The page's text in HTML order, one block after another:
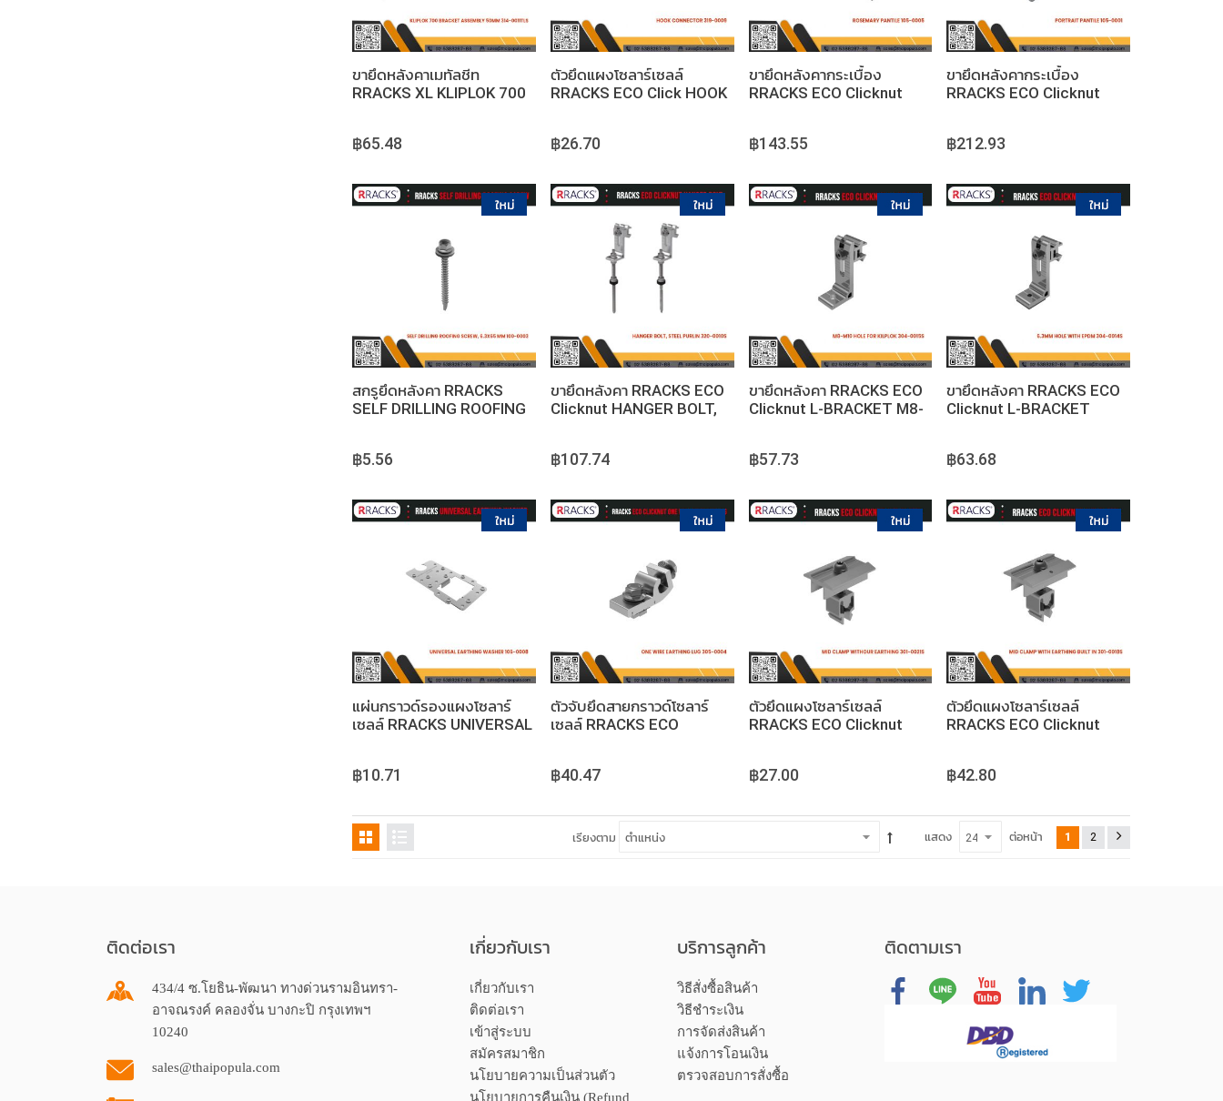
ขายึดหลังคาเมทัลชีท
RRACKS XL KLIPLOK 700
฿65.48
ตัวยึดแผงโซลาร์เซลล์
RRACKS ECO Click HOOK
฿26.70
ขายึดหลังคากระเบื้อง
RRACKS ECO Clicknut
฿143.55
ขายึดหลังคากระเบื้อง
RRACKS ECO Clicknut
฿212.93
สกรูยึดหลังคา RRACKS
SELF DRILLING ROOFING
฿5.56
หยิบใส่ตะกร้า
ขายึดหลังคา RRACKS ECO
Clicknut HANGER BOLT,
฿107.74
ขายึดหลังคา RRACKS ECO
Clicknut L-BRACKET M8-
฿57.73
หยิบใส่ตะกร้า
ขายึดหลังคา RRACKS ECO
Clicknut L-BRACKET
฿63.68
หยิบใส่ตะกร้า
แผ่นกราวด์รองแผงโซลาร์
เซลล์ RRACKS UNIVERSAL
฿10.71
หยิบใส่ตะกร้า
ตัวจับยึดสายกราวด์โซลาร์
เซลล์ RRACKS ECO
฿40.47
หยิบใส่ตะกร้า
ตัวยึดแผงโซลาร์เซลล์
RRACKS ECO Clicknut
฿27.00
หยิบใส่ตะกร้า
ตัวยึดแผงโซลาร์เซลล์
RRACKS ECO Clicknut
฿42.80
หยิบใส่ตะกร้า
เรียงตาม แสดง ต่อหน้า 1 2
ติดต่อเรา
434/4 ซ.โยธิน-พัฒนา ทางด่วนรามอินทรา-
อาจณรงค์ คลองจั่น บางกะปิ กรุงเทพฯ
10240
sales@thaipopula.com
เกี่ยวกับเรา
เกี่ยวกับเรา
ติดต่อเรา
เข้าสู่ระบบ
สมัครสมาชิก
นโยบายความเป็นส่วนตัว
นโยบายการคืนเงิน (Refund
บริการลูกค้า
วิธีสั่งซื้อสินค้า
วิธีชำระเงิน
การจัดส่งสินค้า
แจ้งการโอนเงิน
ตรวจสอบการสั่งซื้อ
ติดตามเรา